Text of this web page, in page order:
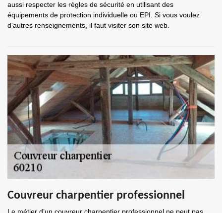
aussi respecter les règles de sécurité en utilisant des
équipements de protection individuelle ou EPI. Si vous voulez
d'autres renseignements, il faut visiter son site web.
Couvreur charpentier professionnel